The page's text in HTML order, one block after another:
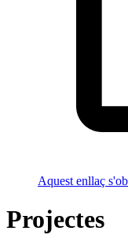
Aquest enllaç
Projectes